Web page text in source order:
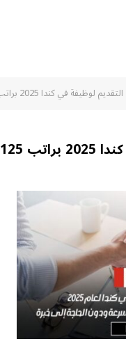
التقديم لوظيفة في كندا 2025 براتب 125 ألف دولار سنويا
سنويا